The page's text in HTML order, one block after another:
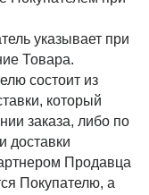
указывает при
Товара.
состоит из
который
заказа, либо по
доставки
Продавца
Покупателю, а